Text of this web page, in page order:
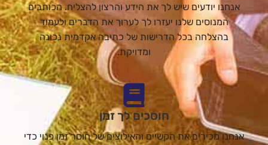
אנחנו יודעים שיש לך את הידע והרצון להצליח. הכותבים
המנוסים שלנו יעזרו לך לערוך את הדברים ולעמוד
בהצלחה בכל הדרישות של כתיבה אקדמית נכונה
ומדויקת.
חוסכים לך זמן
אנחנו מכירים את הקשיים והאילוצים של חוסר זמן פנוי כדי